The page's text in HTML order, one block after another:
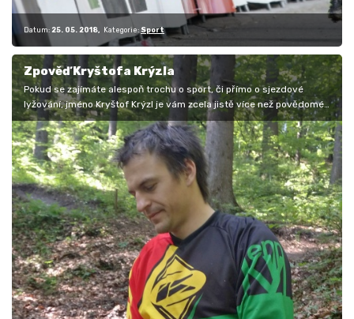
Datum: 25. 05. 2018 Kategorie: Sport
Zpověď Kryštofa Krýzla
Pokud se zajímáte alespoň trochu o sport, či přímo o sjezdové
lyžování, jméno Kryštof Krýzl je vám zcela jistě více než povědomé.
…